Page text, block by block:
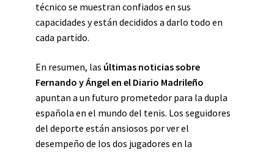
técnico se muestran confiados en sus
capacidades y están decididos a darlo todo en
cada partido.
En resumen, las últimas noticias sobre
Fernando y Ángel en el Diario Madrileño
apuntan a un futuro prometedor para la dupla
española en el mundo del tenis. Los seguidores
del deporte están ansiosos por ver el
desempeño de los dos jugadores en la